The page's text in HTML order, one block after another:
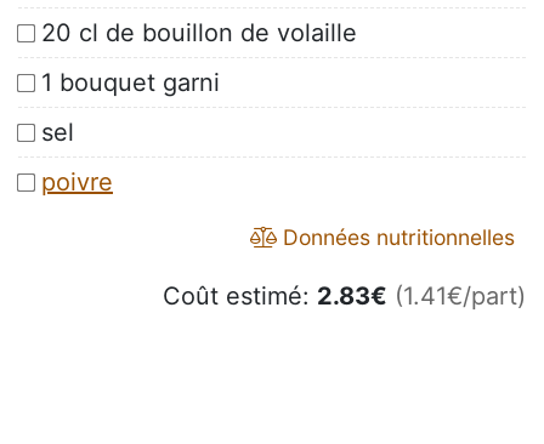
20 cl de bouillon de volaille
1 bouquet garni
sel
poivre
Données nutritionnelles
Coût estimé: 2.83€ (1.41€/part)